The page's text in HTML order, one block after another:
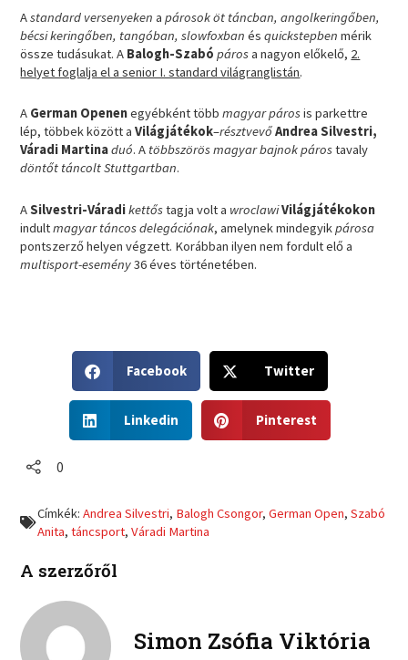
Astandard versenyeken apárosok öt táncban, angolkeringőben,
bécsi keringőben, tangóban, slowfoxban ésquickstepben mérik
össze tudásukat. A Balogh-Szabó párosa nagyon előkelő, 2.
helyet foglalja el a senior I. standard világranglistán.
A German Openenegyébként több magyar párosis parkettre
lép, többek között aVilágjátékok–résztvevőAndrea Silvestri,
Váradi Martinaduó. A többszörös magyar bajnok párostavaly
döntőt táncolt Stuttgartban.
ASilvestri-Váradikettőstagja volt a wroclawiVilágjátékokon
indultmagyar táncos delegációnak, amelynek mindegyikpárosa
pontszerző helyen végzett. Korábban ilyen nem fordult elő a
multisport-esemény36 éves történetében.
h
r
o
k
Facebook
h
Twitter
h
n
l
n
e
Linkedin
h
n
e
Pinterest
0
Címkék:Andrea Silvestri, Balogh Csongor,German Open,Szabó
Anita,táncsport,Váradi Martina
A szerzőről
Simon Zsófia Viktória